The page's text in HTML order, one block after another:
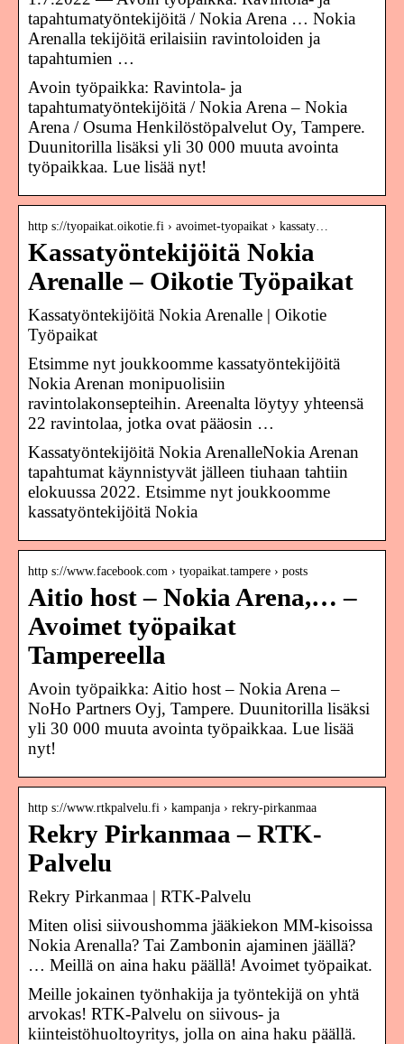
tapahtumatyöntekijöitä / Nokia Arena … Nokia
Arenalla tekijöitä erilaisiin ravintoloiden ja
tapahtumien …
Avoin työpaikka: Ravintola- ja
tapahtumatyöntekijöitä / Nokia Arena – Nokia
Arena / Osuma Henkilöstöpalvelut Oy, Tampere.
Duunitorilla lisäksi yli 30 000 muuta avointa
työpaikkaa. Lue lisää nyt!
http s://tyopaikat.oikotie.fi › avoimet-tyopaikat › kassaty…
Kassatyöntekijöitä Nokia
Arenalle – Oikotie Työpaikat
Kassatyöntekijöitä Nokia Arenalle | Oikotie
Työpaikat
Etsimme nyt joukkoomme kassatyöntekijöitä
Nokia Arenan monipuolisiin
ravintolakonsepteihin. Areenalta löytyy yhteensä
22 ravintolaa, jotka ovat pääosin …
Kassatyöntekijöitä Nokia ArenalleNokia Arenan
tapahtumat käynnistyvät jälleen tiuhaan tahtiin
elokuussa 2022. Etsimme nyt joukkoomme
kassatyöntekijöitä Nokia
http s://www.facebook.com › tyopaikat.tampere › posts
Aitio host – Nokia Arena,… –
Avoimet työpaikat
Tampereella
Avoin työpaikka: Aitio host – Nokia Arena –
NoHo Partners Oyj, Tampere. Duunitorilla lisäksi
yli 30 000 muuta avointa työpaikkaa. Lue lisää
nyt!
http s://www.rtkpalvelu.fi › kampanja › rekry-pirkanmaa
Rekry Pirkanmaa – RTK-
Palvelu
Rekry Pirkanmaa | RTK-Palvelu
Miten olisi siivoushomma jääkiekon MM-kisoissa
Nokia Arenalla? Tai Zambonin ajaminen jäällä?
… Meillä on aina haku päällä! Avoimet työpaikat.
Meille jokainen työnhakija ja työntekijä on yhtä
arvokas! RTK-Palvelu on siivous- ja
kiinteistöhuoltoyritys, jolla on aina haku päällä.